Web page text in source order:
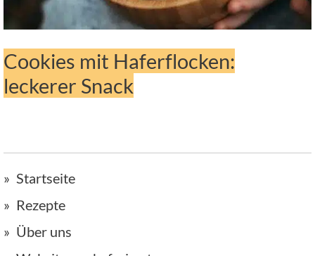
Cookies mit Haferflocken:
leckerer Snack
Startseite
Rezepte
Über uns